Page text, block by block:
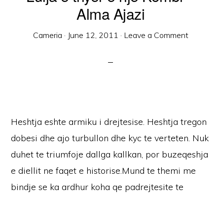
Alma Ajazi
Cameria · June 12, 2011 · Leave a Comment
Heshtja eshte armiku i drejtesise. Heshtja tregon
dobesi dhe ajo turbullon dhe kyc te verteten. Nuk
duhet te triumfoje dallga kallkan, por buzeqeshja
e diellit ne faqet e historise.Mund te themi me
bindje se ka ardhur koha qe padrejtesite te